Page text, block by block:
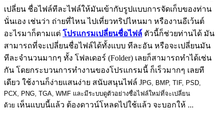
เปลี่ยน ชื่อไฟล์ทีละไฟล์ให้มันเข้ากับรูปแบบการจัดเก็บของท่าน
นั่นเอง เช่นว่า ถ่ายที่ไหน ไปเที่ยวทริปไหนมา หรืองานอีเว้นต์
อะไรมาก็ตามแต่ โปรแกรมเปลี่ยนชื่อไฟล์ ตัวนี้ก็ช่วยท่านได้ มัน
สามารถที่จะเปลี่ยนชื่อไฟล์ได้ทั้งแบบ ทีละอัน หรือจะเปลี่ยนมัน
ทีละจำนวนมากๆ ทั้ง โฟลเดอร์ (Folder) เลยก็สามารถทำได้เช่น
กัน โดยกระบวนการทำงานของโปรแกรมนี้ ก็เร็วมากๆ เลยที
เดียว ใช้งานก็ง่ายแสนง่าย สนับสนุนไฟล์ JPG, BMP, TIF, PSD,
PCX, PNG, TGA, WMF และมีระบบดูตัวอย่างชื่อไฟล์ใหม่ที่จะเปลี่ยน
ด้วย เห็นแบบนี้แล้ว ต้องดาวน์โหลดไปใช้แล้ว จะบอกให้ ...